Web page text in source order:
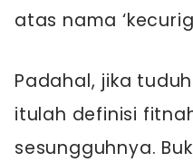
atas nama
Padahal, jika
itulah definisi
sesungguhnya.